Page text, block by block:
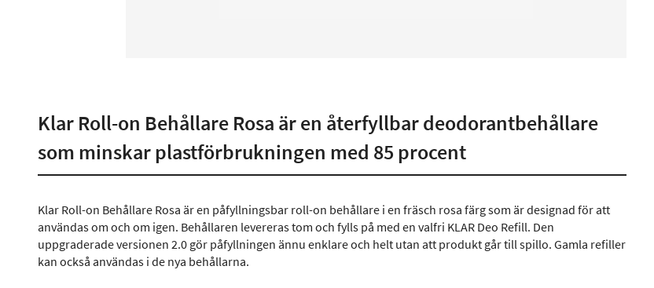
Klar Roll-on Behållare Rosa är en återfyllbar deodorantbehållare
som minskar plastförbrukningen med 85 procent
Klar Roll-on Behållare Rosa är en påfyllningsbar roll-on behållare i en fräsch rosa färg som är designad för att
användas om och om igen. Behållaren levereras tom och fylls på med en valfri KLAR Deo Refill. Den
uppgraderade versionen 2.0 gör påfyllningen ännu enklare och helt utan att produkt går till spillo. Gamla refiller
kan också användas i de nya behållarna.